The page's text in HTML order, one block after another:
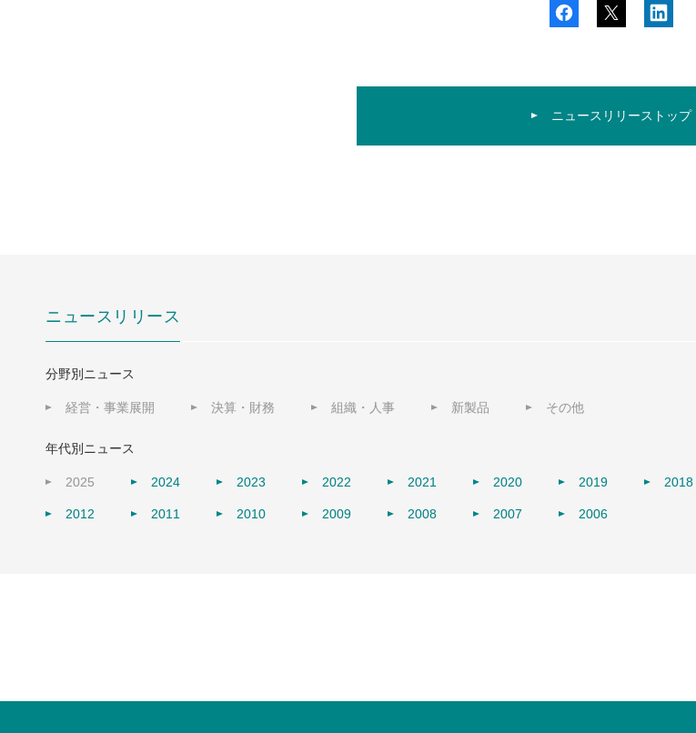
ニュースリリーストップ
ニュースリリース
分野別ニュース
経営・事業展開 決算・財務 組織・人事 新製品 その他
年代別ニュース
2025 2024 2023 2022 2021 2020 2019 2018
2012 2011 2010 2009 2008 2007 2006